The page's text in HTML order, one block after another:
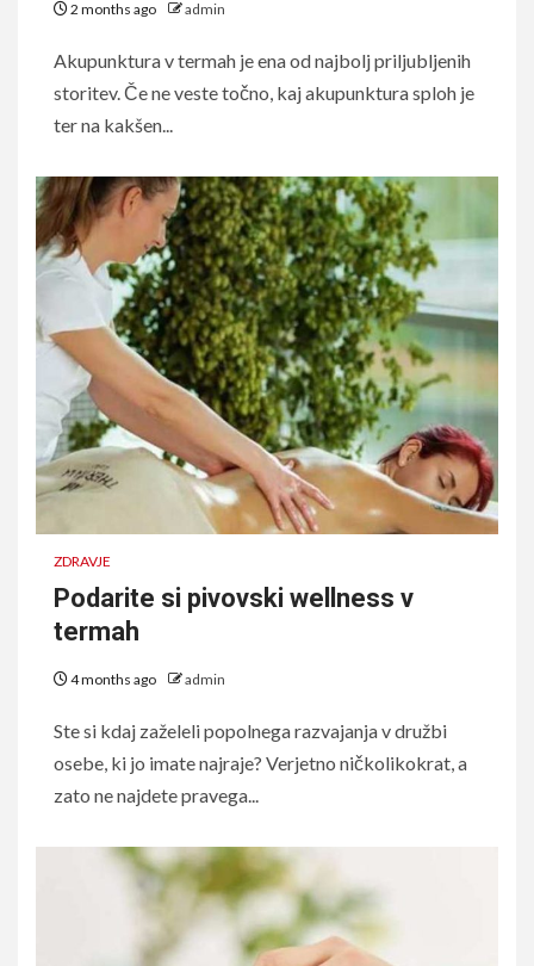
2 months ago admin
Akupunktura v termah je ena od najbolj priljubljenih
storitev. Če ne veste točno, kaj akupunktura sploh je
ter na kakšen...
ZDRAVJE
Podarite si pivovski wellness v
termah
4 months ago admin
Ste si kdaj zaželeli popolnega razvajanja v družbi
osebe, ki jo imate najraje? Verjetno ničkolikokrat, a
zato ne najdete pravega...